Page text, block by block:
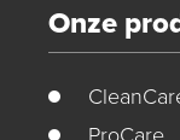
Onze